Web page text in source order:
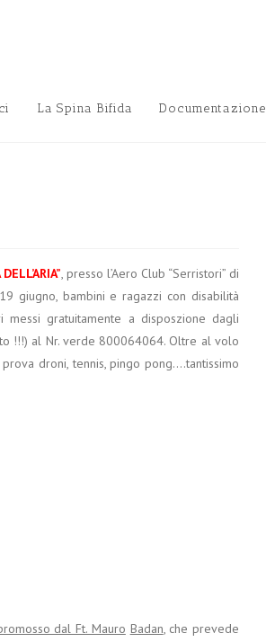
La Spina Bifida Documentazione
, presso l’Aero Club “Serristori” di
giugno, bambini e ragazzi con disabilità
gratuitamente a disposzione dagli
!!!) al Nr. verde 800064064. Oltre al volo
droni, tennis, pingo pong….tantissimo
dal Ft. Mauro Badan, che prevede